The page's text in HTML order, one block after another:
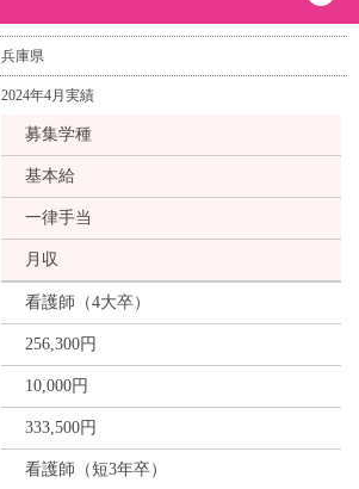
兵庫県
2024年4月実績
募集学種
基本給
一律手当
月収
看護師（4大卒）
256,300円
10,000円
333,500円
看護師（短3年卒）